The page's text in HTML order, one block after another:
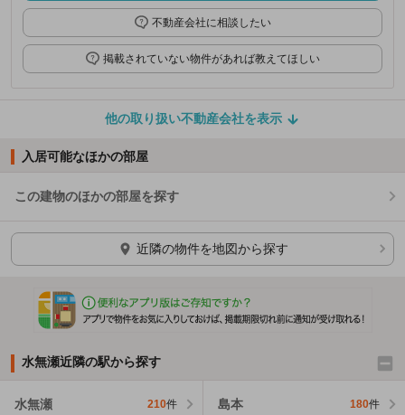
不動産会社に相談したい
掲載されていない物件があれば教えてほしい
他の取り扱い不動産会社を表示
入居可能なほかの部屋
この建物のほかの部屋を探す
ほかの部屋を検索中…
近隣の物件を地図から探す
水無瀬近隣の駅から探す
水無瀬 210件 島本 180件